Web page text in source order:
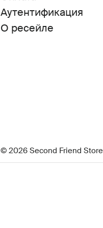
Аутентификация
О ресейле
© 2026 Second Friend Store